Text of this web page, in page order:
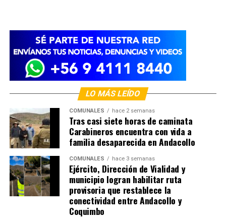
LO MÁS LEÍDO
COMUNALES hace 2 semanas
Tras casi siete horas de caminata
Carabineros encuentra con vida a
familia desaparecida en Andacollo
COMUNALES hace 3 semanas
Ejército, Dirección de Vialidad y
municipio logran habilitar ruta
provisoria que restablece la
conectividad entre Andacollo y
Coquimbo